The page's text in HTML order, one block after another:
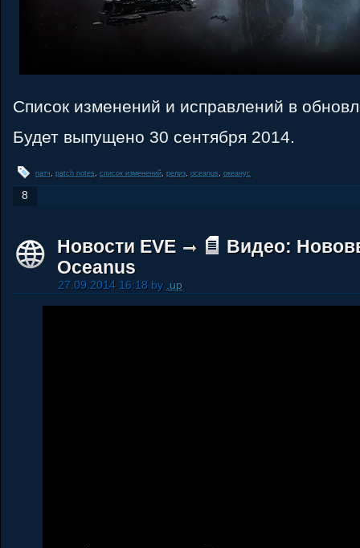
Список изменений и исправлений в
Будет выпущено 30 сентября 2014.
патч patch notes список изменений релиз, oceanus океанус
8
Новости EVE
Видео:
Oceanus
27.09.2014 16:18 by .up